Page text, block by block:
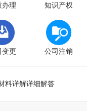
办理 知识产权
变更 公司注销
完整指南，创业者必
建议收藏
料详解详细解答
篇文章说清楚了
料详解详细解答
策这些坑别踩